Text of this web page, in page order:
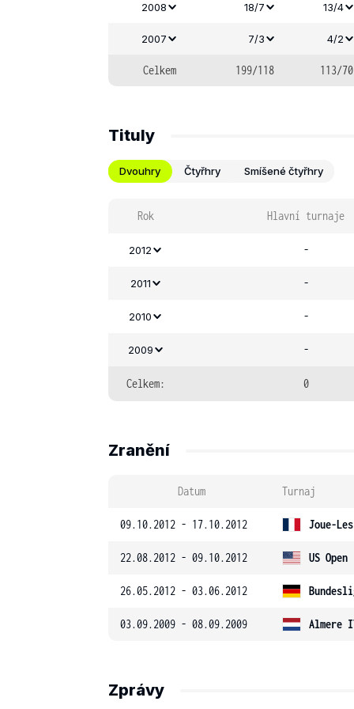
2008 18/7 13/4
2007 7/3 4/2
Celkem 199/118 113/70
Tituly
Dvouhry Čtyřhry Smíšené čtyřhry
Rok Hlavní turnaje
2012 -
2011 -
2010 -
2009 -
Celkem: 0
Zranění
Datum Turnaj
09.10.2012 - 17.10.2012 Joue-
22.08.2012 - 09.10.2012 US Open
26.05.2012 - 03.06.2012
03.09.2009 - 08.09.2009 Almere
Zprávy